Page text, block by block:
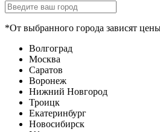
*От выбранного города зависят
Волгоград
Москва
Саратов
Воронеж
Нижний Новгород
Троицк
Екатеринбург
Новосибирск